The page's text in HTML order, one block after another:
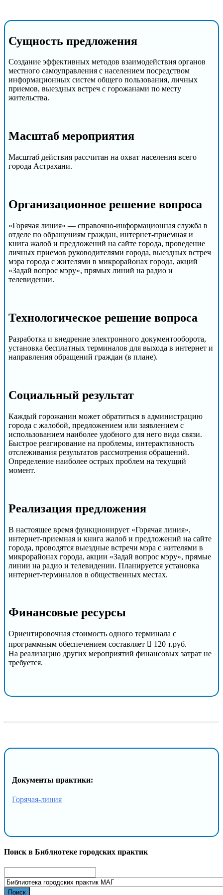
Сущность предложения
Создание эффективных методов взаимодействия органов
местного самоуправления с населением посредством
информационных систем общего пользования, личных
приемов, выездных встреч с горожанами по месту
жительства.
Масштаб мероприятия
Масштаб действия рассчитан на охват населения всего
города Астрахани.
Организационное решение вопроса
«Горячая линия» — справочно-информационная служба в
отделе по обращениям граждан, интернет-приемная и
книга жалоб и предложений на сайте города, проведение
личных приемов руководителями города, выездных встреч
мэра города с жителями в микрорайонах города, акций
«Задай вопрос мэру», прямых линий на радио и
телевидении.
Технологическое решение вопроса
Разработка и внедрение электронного документооборота,
установка бесплатных терминалов для выхода в интернет и
направления обращений граждан (в плане).
Cоциальный результат
Каждый горожанин может обратиться в администрацию
города с жалобой, предложением или заявлением с
использованием наиболее удобного для него вида связи.
Быстрое реагирование на проблемы, интерактивность
отслеживания результатов рассмотрения обращений.
Определение наиболее острых проблем на текущий
момент.
Реализация предложения
В настоящее время функционирует «Горячая линия»,
интернет-приемная и книга жалоб и предложений на сайте
города, проводятся выездные встречи мэра с жителями в
микрорайонах города, акции «Задай вопрос мэру», прямые
линии на радио и телевидении. Планируется установка
интернет-терминалов в общественных местах.
Финансовые ресурсы
Ориентировочная стоимость одного терминала с
программным обеспечением составляет  120 т.руб.
На реализацию других мероприятий финансовых затрат не
требуется.
Документы практики:
Горячая-линия
Поиск в Библиотеке городских практик
for: